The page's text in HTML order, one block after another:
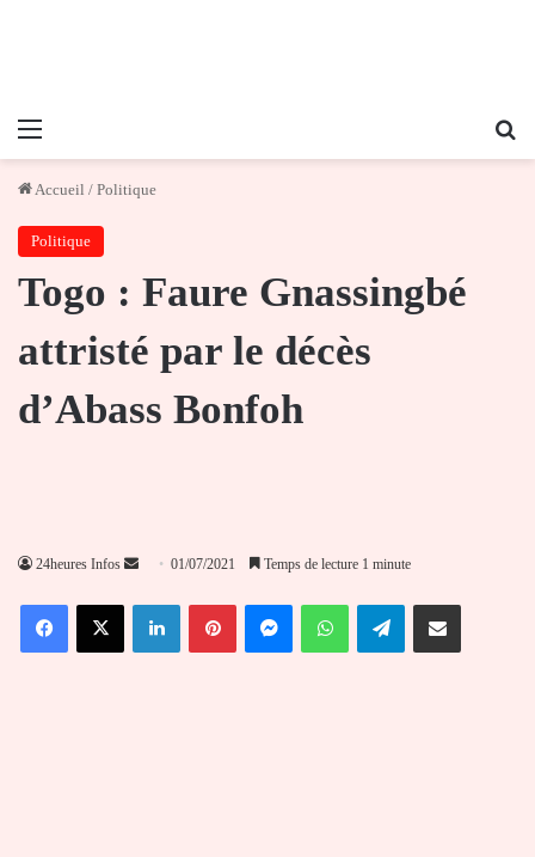
Menu
Accueil / Politique
Politique
Togo : Faure Gnassingbé
attristé par le décès
d’Abass Bonfoh
24heures Infos
Envoyer
courriel
01/07/2021 Temps de lecture 1 minute
FacebookX LinkedinPinterestMessengerWhatsAppTelegramPartager par email